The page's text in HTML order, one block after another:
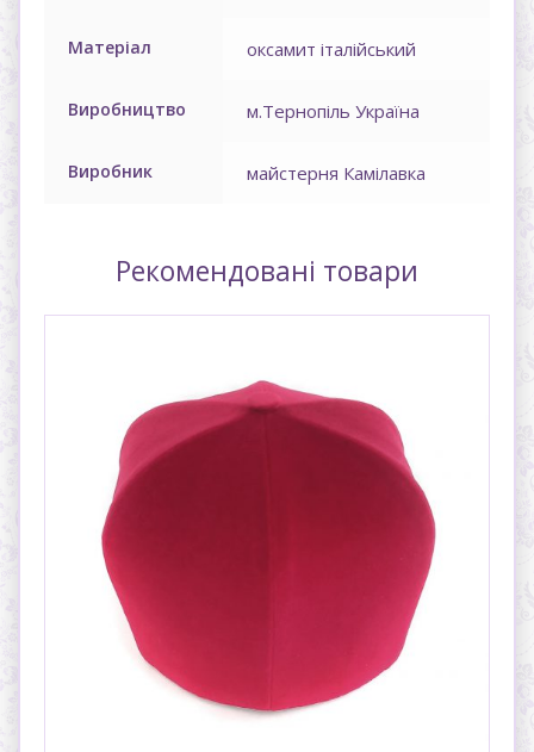
Матеріал оксамит італійський
Виробництво м.Тернопіль Україна
Виробник майстерня Камілавка
Рекомендовані товари